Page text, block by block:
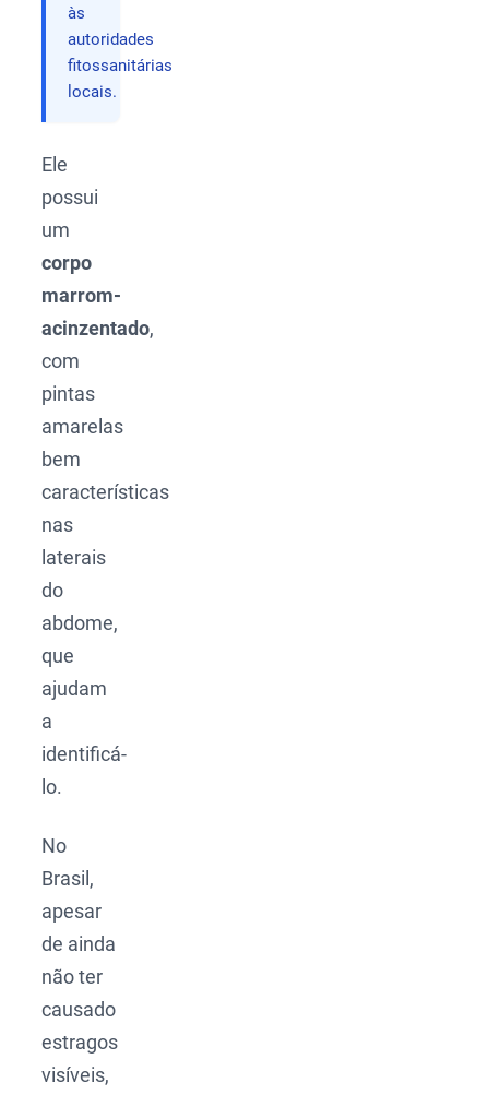
às
autoridades
fitossanitárias
locais.
Ele
possui
um
corpo
marrom-
acinzentado,
com
pintas
amarelas
bem
características
nas
laterais
do
abdome,
que
ajudam
a
identificá-
lo.
No
Brasil,
apesar
de ainda
não ter
causado
estragos
visíveis,